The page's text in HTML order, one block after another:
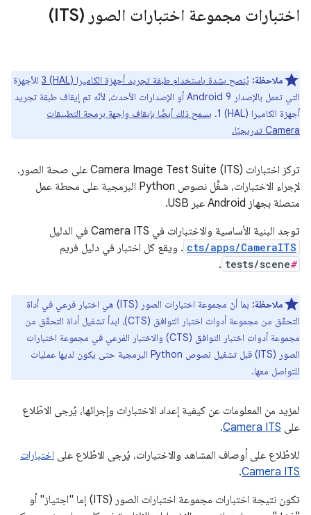
اختبارات مجموعة اختبارات الصور (ITS)
ملاحظة: يُنصح بشدة باستخدام طبقة تجريد أجهزة الكاميرا (HAL) 3
للأجهزة
التي تعمل بالإصدار Android 9 أو الإصدارات الأحدث، لأنّه تم إيقاف طبقة تجريد
أجهزة الكاميرا (HAL) 1.
يسمح ذلك أيضًا بإيقاف واجهة برمجة التطبيقات
Camera تدريجيًا.
تركز اختبارات Camera Image Test Suite (ITS) على صحة الصور.
لإجراء الاختبارات، شغِّل نصوص Python البرمجية على محطة عمل
متصلة بجهاز Android عبر USB.
توجد البنية الأساسية والاختبارات في Camera ITS في الدليل
cts/apps/CameraITS . ويقع كل اختبار في دليل فريم
tests/scene#
.
ملاحظة:
بما أنّ مجموعة اختبارات الصور (ITS) هي اختبار فرعي في أداة
التحقّق من مجموعة أدوات اختبار التوافق (CTS)، ابدأ تشغيل أداة التحقّق من
مجموعة أدوات اختبار التوافق (CTS) والاختبار الفرعي في مجموعة اختبارات
الصور (ITS) قبل تشغيل نصوص Python البرمجية حتى يكون لديها عمليات
للتواصل معها.
لمزيد من المعلومات عن كيفية إعداد الاختبارات وإجرائها، يُرجى الاطّلاع
على Camera ITS
.
للاطّلاع على أوصاف المشاهد والاختبارات، يُرجى الاطّلاع على اختبارات
Camera ITS
.
تكون نتيجة اختبارات مجموعة اختبارات الصور (ITS) إما "اجتياز" أو